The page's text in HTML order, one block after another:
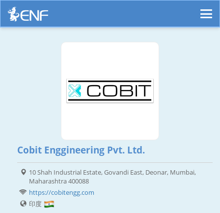
Cobit Enggineering Pvt. Ltd.
10 Shah Industrial Estate, Govandi East, Deonar, Mumbai,
Maharashtra 400088
https://cobitengg.com
印度